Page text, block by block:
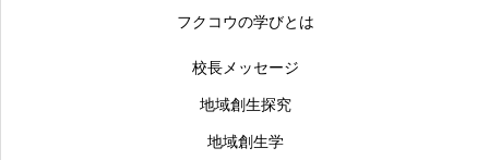
フクコウの学びとは
校長メッセージ
地域創生探究
地域創生学